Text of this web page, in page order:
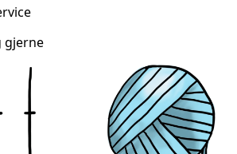
gjerne